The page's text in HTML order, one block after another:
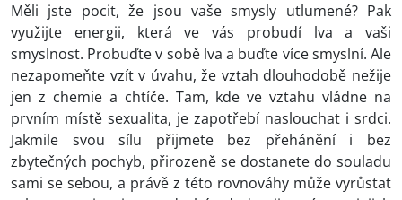
Měli jste pocit, že jsou vaše smysly utlumené? Pak
využijte energii, která ve vás probudí lva a vaši
smyslnost. Probuďte v sobě lva a buďte více smyslní. Ale
nezapomeňte vzít v úvahu, že vztah dlouhodobě nežije
jen z chemie a chtíče. Tam, kde ve vztahu vládne na
prvním místě sexualita, je zapotřebí naslouchat i srdci.
Jakmile svou sílu přijmete bez přehánění i bez
zbytečných pochyb, přirozeně se dostanete do souladu
sami se sebou, a právě z této rovnováhy může vyrůstat